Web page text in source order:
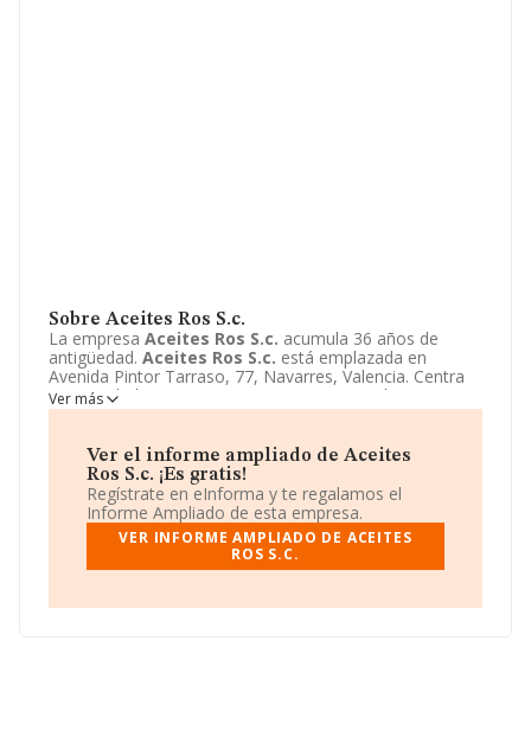
Sobre Aceites Ros S.c.
La empresa Aceites Ros S.c. acumula 36 años de
antigüedad. Aceites Ros S.c. está emplazada en
Avenida Pintor Tarraso, 77, Navarres, Valencia. Centra
su actividad CNAE como 4633 - Comercio al por mayor
de productos lácteos, huevos, aceites y grasas
Ver más
Ver el informe ampliado de Aceites
Ros S.c. ¡Es gratis!
Regístrate en eInforma y te regalamos el
Informe Ampliado de esta empresa.
VER INFORME AMPLIADO DE ACEITES
ROS S.C.